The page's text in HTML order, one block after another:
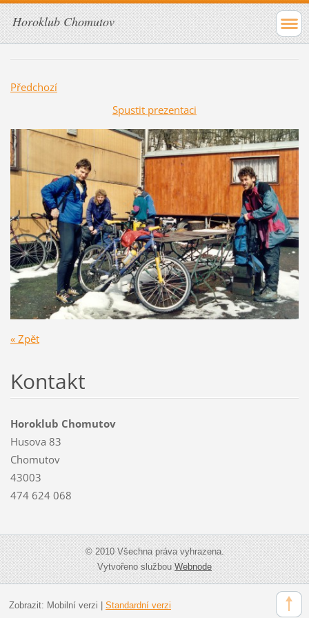
Horoklub Chomutov
Předchozí
Spustit prezentaci
« Zpět
Kontakt
Horoklub Chomutov
Husova 83
Chomutov
43003
474 624 068
© 2010 Všechna práva vyhrazena.
Vytvořeno službouWebnode
Zobrazit: Mobilní verzi Standardní verzi